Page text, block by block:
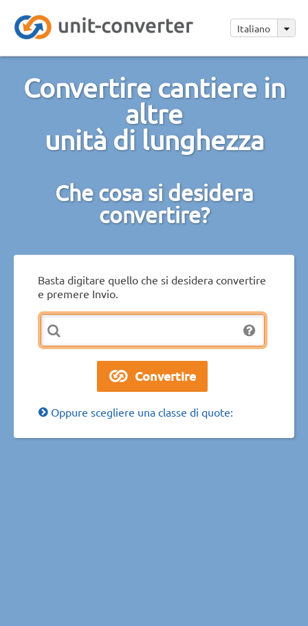
Italiano
Convertire cantiere in
altre
unità di lunghezza
Che cosa si desidera
convertire?
Basta digitare quello che si desidera convertire
e premere Invio.
Oppure scegliere una classe di quote: